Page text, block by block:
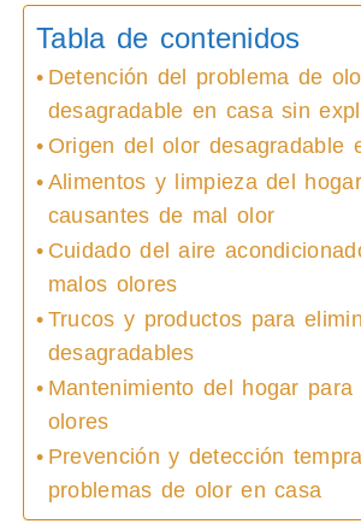
Tabla de contenidos
Detención del problema de
desagradable en casa sin
Origen del olor desagradable
Alimentos y limpieza del
causantes de mal olor
Cuidado del aire
malos olores
Trucos y productos para
desagradables
Mantenimiento del hogar
olores
Prevención y detección
problemas de olor en casa